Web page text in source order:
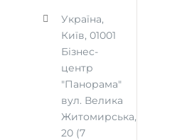
Україна,
Київ, 01001
Бізнес-
центр
"Панорама"
вул. Велика
Житомирська,
20 (7